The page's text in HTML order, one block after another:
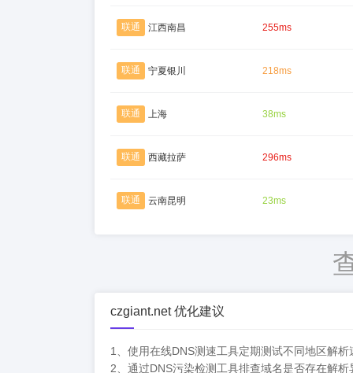
联通 江西南昌 255ms
联通 宁夏银川 218ms
联通 上海 38ms
联通 西藏拉萨 296ms
联通 云南昆明 23ms
czgiant.net 优化建议
1、使用在线DNS测速工具定期测试不同地区解
2、通过DNS污染检测工具排查域名是否存在解